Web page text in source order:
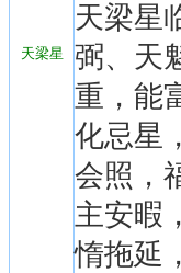
天梁星
天梁星
弼、天
重，能
化忌星
会照，
主安暇
惰拖延